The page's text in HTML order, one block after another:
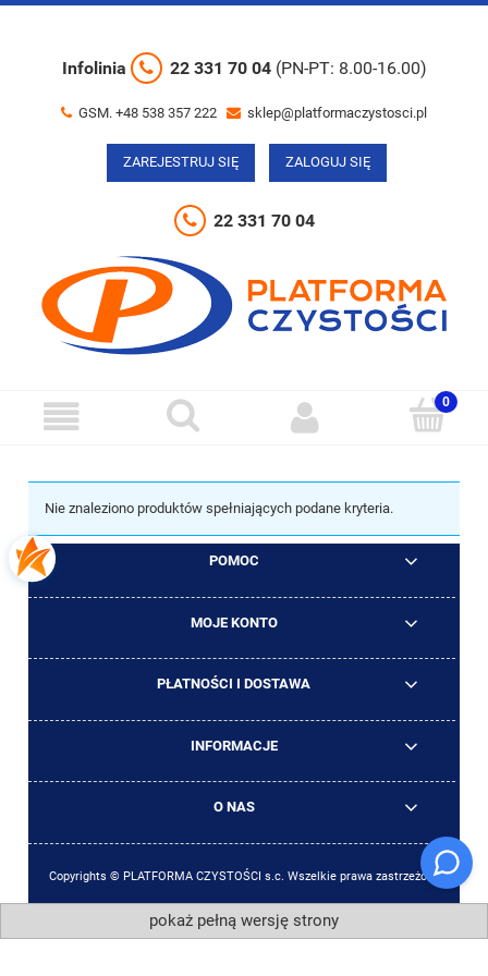
Infolinia 22 331 70 04 (PN-PT: 8.00-16.00)
GSM. +48 538 357 222 sklep@platformaczystosci.pl
ZAREJESTRUJ SIĘ ZALOGUJ SIĘ
22 331 70 04
Nie znaleziono produktów spełniających podane kryteria.
POMOC
MOJE KONTO
PŁATNOŚCI I DOSTAWA
INFORMACJE
O NAS
Copyrights © PLATFORMA CZYSTOŚCI s.c. Wszelkie prawa zastrzeżone
pokaż pełną wersję strony